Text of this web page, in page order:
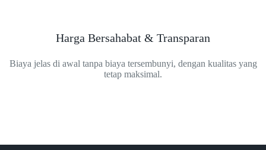
Harga Bersahabat & Transparan
Biaya jelas di awal tanpa biaya tersembunyi, dengan kualitas yang
tetap maksimal.